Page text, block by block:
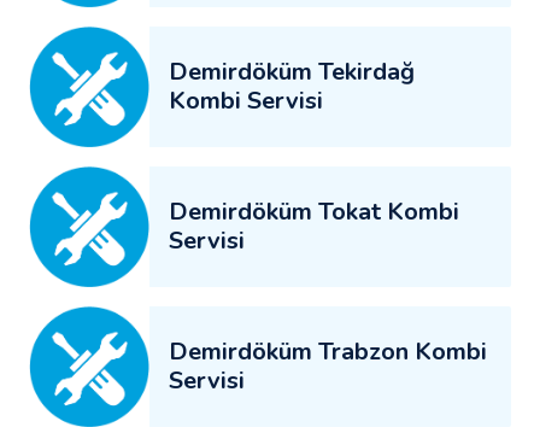
Demirdöküm Tekirdağ
Kombi Servisi
Demirdöküm Tokat Kombi
Servisi
Demirdöküm Trabzon Kombi
Servisi